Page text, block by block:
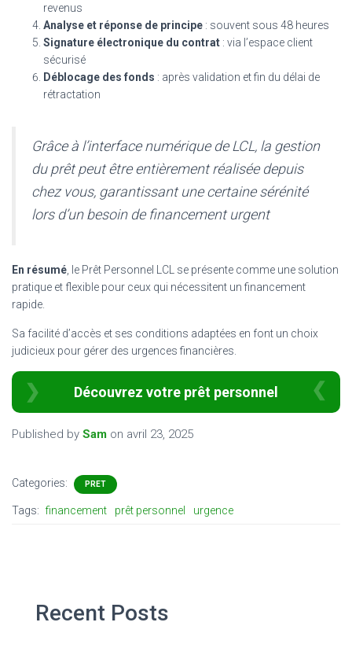
revenus
Analyse et réponse de principe : souvent sous 48 heures
Signature électronique du contrat : via l’espace client
sécurisé
Déblocage des fonds : après validation et fin du délai de
rétractation
Grâce à l’interface numérique de LCL, la gestion
du prêt peut être entièrement réalisée depuis
chez vous, garantissant une certaine sérénité
lors d’un besoin de financement urgent
En résumé , le Prêt Personnel LCL se présente comme une solution
pratique et flexible pour ceux qui nécessitent un financement
rapide.
Sa facilité d’accès et ses conditions adaptées en font un choix
judicieux pour gérer des urgences financières.
Découvrez votre prêt personnel
Published by Sam on avril 23, 2025
Categories: PRET
Tags: financement prêt personnel urgence
Recent Posts